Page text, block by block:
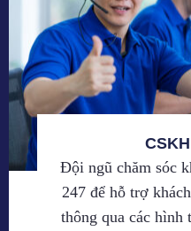
Đội ngũ chăm sóc
247 để hỗ trợ
thông qua các hình